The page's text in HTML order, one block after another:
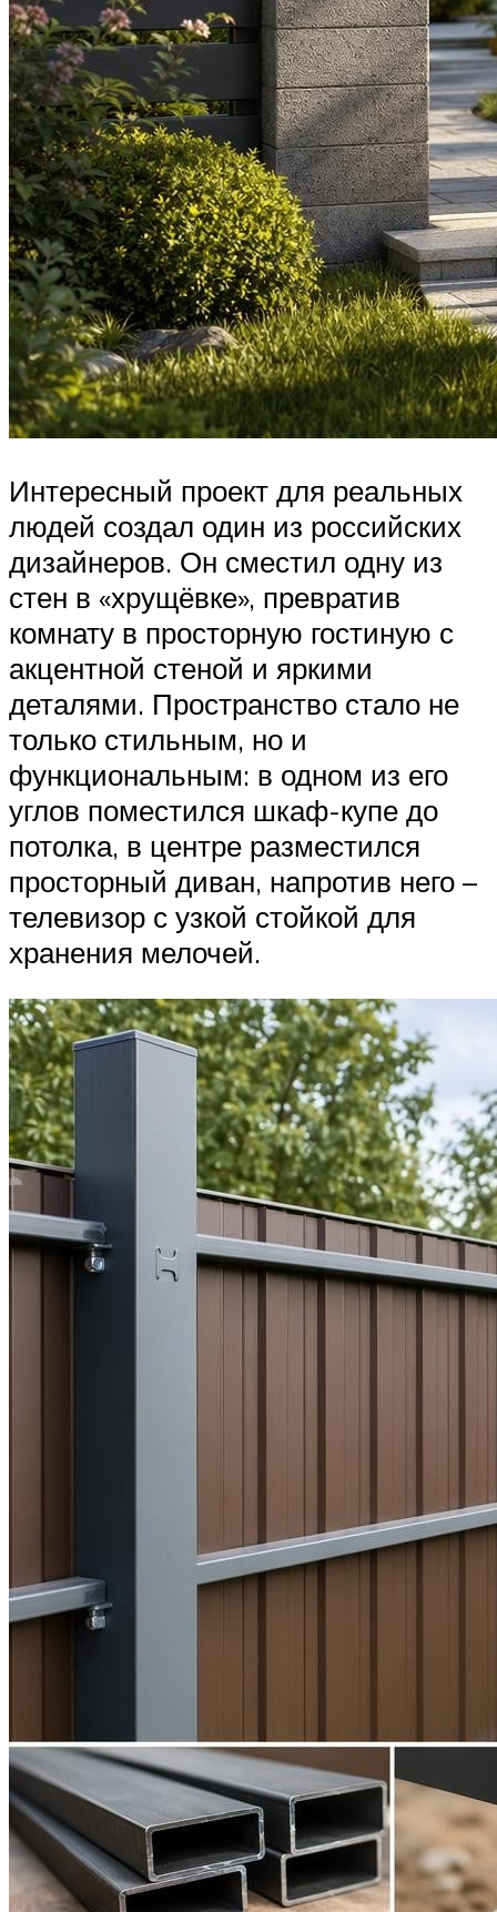
Интересный проект для реальных
людей создал один из российских
дизайнеров. Он сместил одну из
стен в «хрущёвке», превратив
комнату в просторную гостиную с
акцентной стеной и яркими
деталями. Пространство стало не
только стильным, но и
функциональным: в одном из его
углов поместился шкаф-купе до
потолка, в центре разместился
просторный диван, напротив него –
телевизор с узкой стойкой для
хранения мелочей.